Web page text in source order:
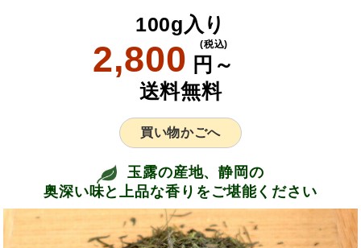
100g入り
2,800 円～
(税込)
送料無料
買い物かごへ
玉露の産地、静岡の
奥深い味と上品な香りをご堪能ください